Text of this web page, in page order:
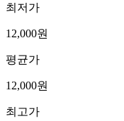
최저가
12,000원
평균가
12,000원
최고가